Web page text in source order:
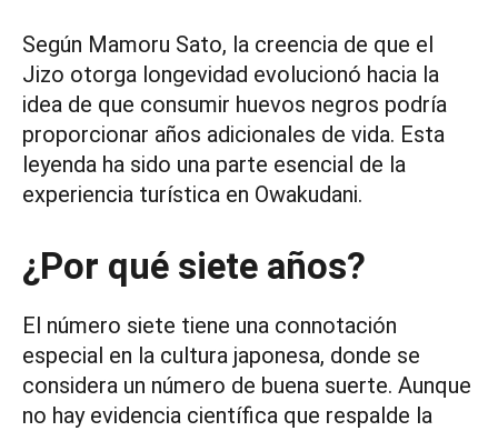
Según Mamoru Sato, la creencia de que el
Jizo otorga longevidad evolucionó hacia la
idea de que consumir huevos negros podría
proporcionar años adicionales de vida. Esta
leyenda ha sido una parte esencial de la
experiencia turística en Owakudani.
¿Por qué siete años?
El número siete tiene una connotación
especial en la cultura japonesa, donde se
considera un número de buena suerte. Aunque
no hay evidencia científica que respalde la